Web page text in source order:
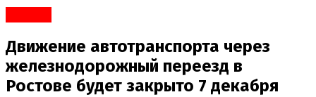
Движение автотранспорта через
железнодорожный переезд в
Ростове будет закрыто 7 декабря